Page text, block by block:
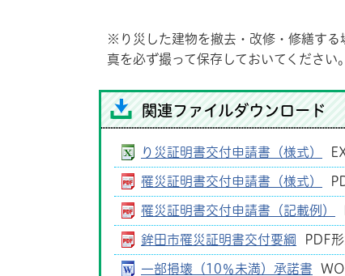
※り災した建物を撤去・改修・修繕する
真を必ず撮って保存しておいてください。
関連ファイルダウンロード
り災証明書交付申請書（様式）
罹災証明書交付申請書（様式）
罹災証明書交付申請書（記載例）
鉾田市罹災証明書交付要綱 PDF
一部損壊（10％未満）承諾書